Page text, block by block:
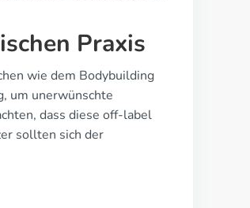
Praxis
wie dem Bodybuilding
um unerwünschte
dass diese off-label
sollten sich der